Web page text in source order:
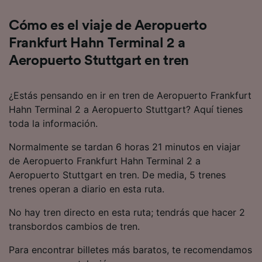
Cómo es el viaje de Aeropuerto
Frankfurt Hahn Terminal 2 a
Aeropuerto Stuttgart en tren
¿Estás pensando en ir en tren de Aeropuerto Frankfurt
Hahn Terminal 2 a Aeropuerto Stuttgart? Aquí tienes
toda la información.
Normalmente se tardan 6 horas 21 minutos en viajar
de Aeropuerto Frankfurt Hahn Terminal 2 a
Aeropuerto Stuttgart en tren. De media, 5 trenes
trenes operan a diario en esta ruta.
No hay tren directo en esta ruta; tendrás que hacer 2
transbordos cambios de tren.
Para encontrar billetes más baratos, te recomendamos
Lista de asociados (proveedores)